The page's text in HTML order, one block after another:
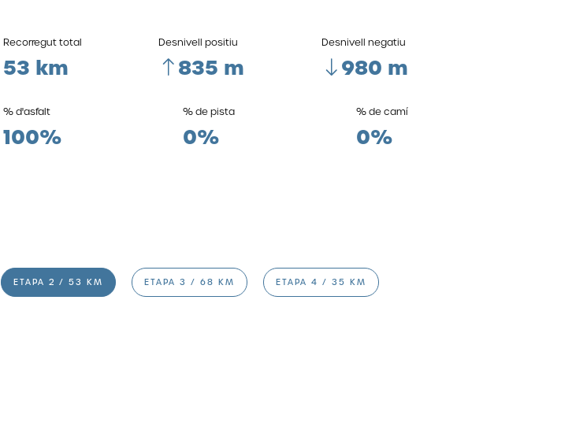
Recorregut total
53 km
Desnivell positiu
835 m
Desnivell negatiu
980 m
% d'asfalt
100%
% de pista
0%
% de camí
0%
ETAPA 2 / 53 KM ETAPA 3 / 68 KM ETAPA 4 / 35 KM